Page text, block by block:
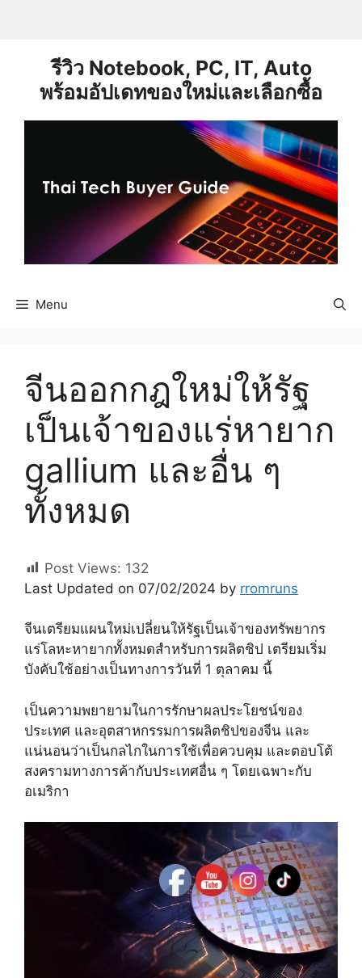
รีวิว Notebook, PC, IT, Auto
พร้อมอัปเดทของใหม่และเลือกซื้อ
Menu
จีนออกกฎใหม่ให้รัฐ
เป็นเจ้าของแร่หายาก
gallium และอื่น ๆ
ทั้งหมด
Post Views: 132
Last Updated on 07/02/2024 by rromruns
จีนเตรียมแผนใหม่เปลี่ยนให้รัฐเป็นเจ้าของทรัพยากร
แร่โลหะหายากทั้งหมดสำหรับการผลิตชิป เตรียมเริ่ม
บังคับใช้อย่างเป็นทางการวันที่ 1 ตุลาคม นี้
เป็นความพยายามในการรักษาผลประโยชน์ของ
ประเทศ และอุตสาหกรรมการผลิตชิปของจีน และ
แน่นอนว่าเป็นกลไกในการใช้เพื่อควบคุม และตอบโต้
สงครามทางการค้ากับประเทศอื่น ๆ โดยเฉพาะกับ
อเมริกา